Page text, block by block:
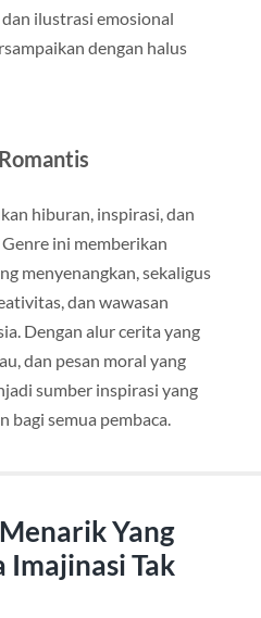
ilustrasi emosional
dengan halus
hiburan, inspirasi, dan
ini memberikan
menyenangkan, sekaligus
dan wawasan
Dengan alur cerita yang
dan pesan moral yang
sumber inspirasi yang
bagi semua pembaca.
Yang
Imajinasi Tak